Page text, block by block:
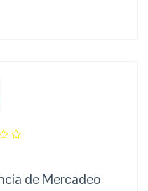
de Mercadeo